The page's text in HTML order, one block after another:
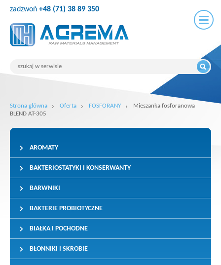
zadzwoń +48 (71) 38 89 350
Strona główna Oferta FOSFORANY
Mieszanka fosforanowa
BLEND AT-305
AROMATY
BAKTERIOSTATYKI I KONSERWANTY
BARWNIKI
BAKTERIE PROBIOTYCZNE
BIAŁKA I POCHODNE
BŁONNIKI I SKROBIE